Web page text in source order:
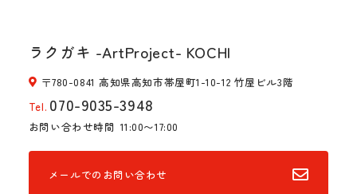
ラクガキ -ArtProject- KOCHI
〒780-0841 高知県高知市帯屋町1-10-12 竹屋ビル3階
Tel. 070-9035-3948
お問い合わせ時間 11:00〜17:00
メールでのお問い合わせ